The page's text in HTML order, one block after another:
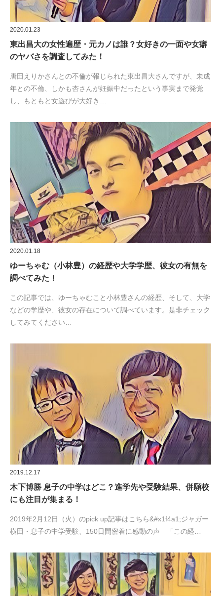
2020.01.23
東出昌大の女性遍歴・元カノは誰？女好きの一面や女癖
のヤバさを調査してみた！
唐田えりかさんとの不倫が報じられた東出昌大さんですが、未成
年との不倫、しかも杏さんが妊娠中だったという事実まで発覚
し、もともと女遊びが大好き…
2020.01.18
ゆーちゃむ（小林豊）の経歴や大学学歴、彼女の有無を
調べてみた！
この記事では、ゆーちゃむこと小林豊さんの経歴、そして、大学
などの学歴や、彼女の存在について調べています。是非チェック
してみてください…
2019.12.17
木下博勝 息子の中学はどこ？進学先や受験結果、併願校
にも注目が集まる！
2019年2月12日（火）のpick up記事はこちら&#x1f4a1;ジャガー
横田・息子の中学受験、150日間密着に感動の声 「この経…